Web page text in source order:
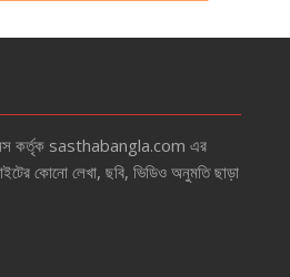
কর্তৃক sasthabangla.com এর
কোনো লেখা, ছবি, ভিডিও অনুমতি ছাড়া